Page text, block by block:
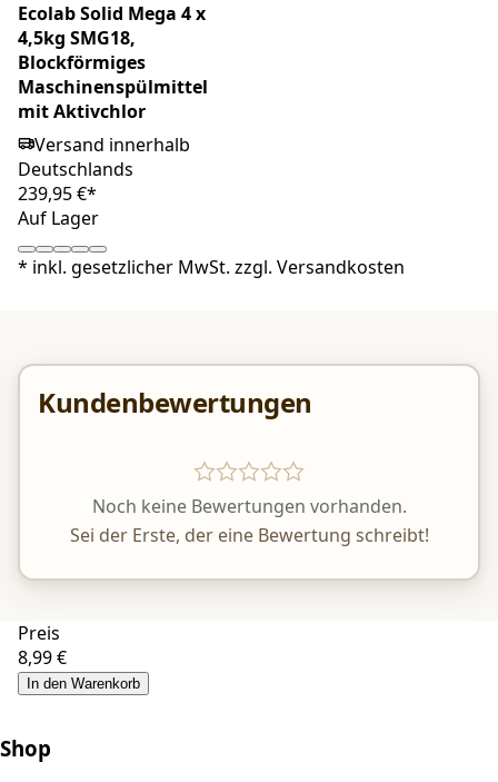
Ecolab Solid Mega 4 x
4,5kg SMG18,
Blockförmiges
Maschinenspülmittel
mit Aktivchlor
Versand innerhalb
Deutschlands
239,95 €*
Auf Lager
* inkl. gesetzlicher MwSt. zzgl. Versandkosten
Kundenbewertungen
Noch keine Bewertungen vorhanden.
Sei der Erste, der eine Bewertung schreibt!
Preis
8,99 €
In den Warenkorb
Shop